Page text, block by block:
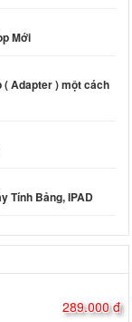
Mới
Adapter ) một cách
Tính Bảng, IPAD
289.000 đ